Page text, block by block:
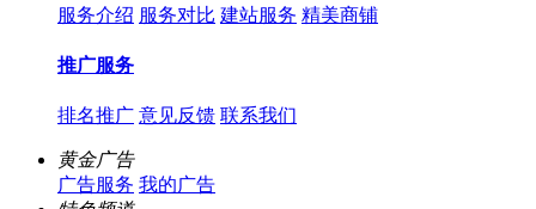
服务介绍 服务对比 建站服务 精美商铺
推广服务
排名推广 意见反馈 联系我们
黄金广告
广告服务 我的广告